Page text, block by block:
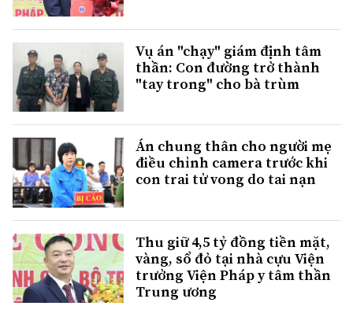
Vụ án "chạy" giám định tâm
thần: Con đường trở thành
"tay trong" cho bà trùm
Án chung thân cho người mẹ
điều chỉnh camera trước khi
con trai tử vong do tai nạn
Thu giữ 4,5 tỷ đồng tiền mặt,
vàng, sổ đỏ tại nhà cựu Viện
trưởng Viện Pháp y tâm thần
Trung ương